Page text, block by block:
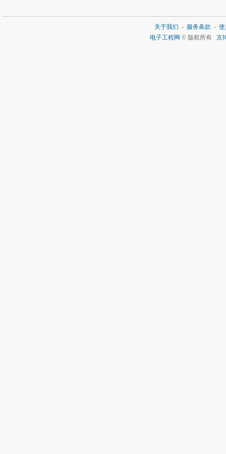
关于我们 - 服务条款 -
电子工程网 © 版权所有 京